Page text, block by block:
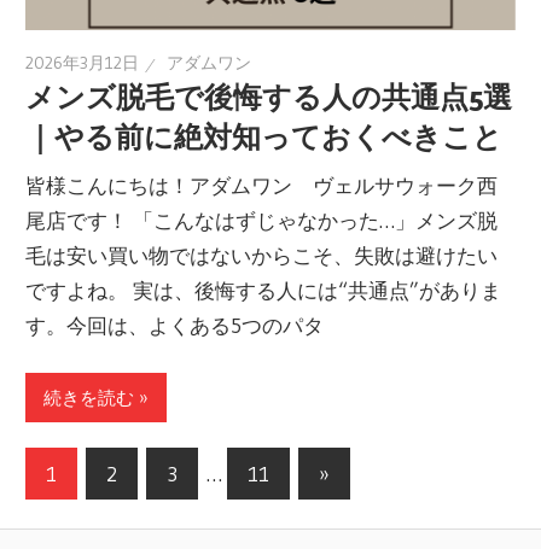
2026年3月12日 アダムワン
メンズ脱毛で後悔する人の共通点5選
｜やる前に絶対知っておくべきこと
皆様こんにちは！アダムワン ヴェルサウォーク西
尾店です！ 「こんなはずじゃなかった…」メンズ脱
毛は安い買い物ではないからこそ、失敗は避けたい
ですよね。 実は、後悔する人には“共通点”がありま
す。今回は、よくある5つのパタ
続きを読む »
投
1 2 3 … 11
次
»